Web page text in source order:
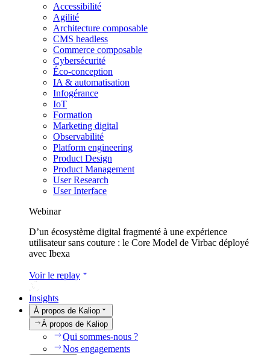
Accessibilité
Agilité
Architecture composable
CMS headless
Commerce composable
Cybersécurité
Éco-conception
IA & automatisation
Infogérance
IoT
Formation
Marketing digital
Observabilité
Platform engineering
Product Design
Product Management
User Research
User Interface
Webinar
D’un écosystème digital fragmenté à une expérience
utilisateur sans couture : le Core Model de Virbac déployé
avec Ibexa
Voir le replay
Insights
À propos de Kaliop
À propos de Kaliop
Qui sommes-nous ?
Nos engagements